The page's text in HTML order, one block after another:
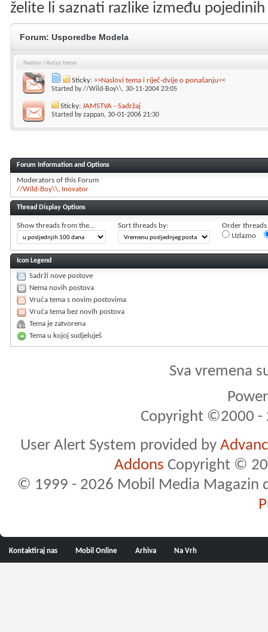
želite li saznati razlike između
Forum: Usporedbe Modela
Naslov/Autor teme
Sticky: >>Naslovi tema i riječ-dvije o ponašanju<<
Started by//Wild-Boy\\, 30-11-2004 23:05
Sticky: JAMSTVA - Sadržaj
Started byzappan, 30-01-2006 21:30
Forum Information and Options
Moderators of this Forum
//Wild-Boy\\ Inovator
Thread Display Options
Show threads from the... Sort threads by:
Order threads
Uzlazno
Icon Legend
Sadrži nove postove
Nema novih postova
Vruća tema s novim postovima
Vruća tema bez novih postova
Tema je zatvorena
Tema u kojoj sudjeluješ
Sva vremena
Copyright ©2000 -
User Alert System provided by
Addons Copyright ©
© 1999 - 2026 Mobil Media Magazin
Kontaktiraj nas Mobil Online Arhiva Na Vrh